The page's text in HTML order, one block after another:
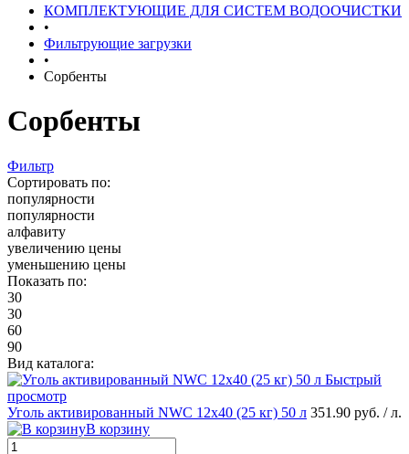
КОМПЛЕКТУЮЩИЕ ДЛЯ СИСТЕМ ВОДООЧИСТКИ
•
Фильтрующие загрузки
•
Сорбенты
Сорбенты
Фильтр
Сортировать по:
популярности
популярности
алфавиту
увеличению цены
уменьшению цены
Показать по:
30
30
60
90
Вид каталога:
Быстрый
просмотр
Уголь активированный NWC 12х40 (25 кг) 50 л 351.90 руб. / л.
В корзину